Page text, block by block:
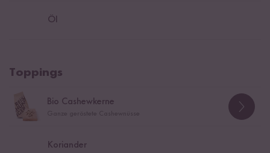
Öl
Toppings
Bio Cashewkerne
Koriander